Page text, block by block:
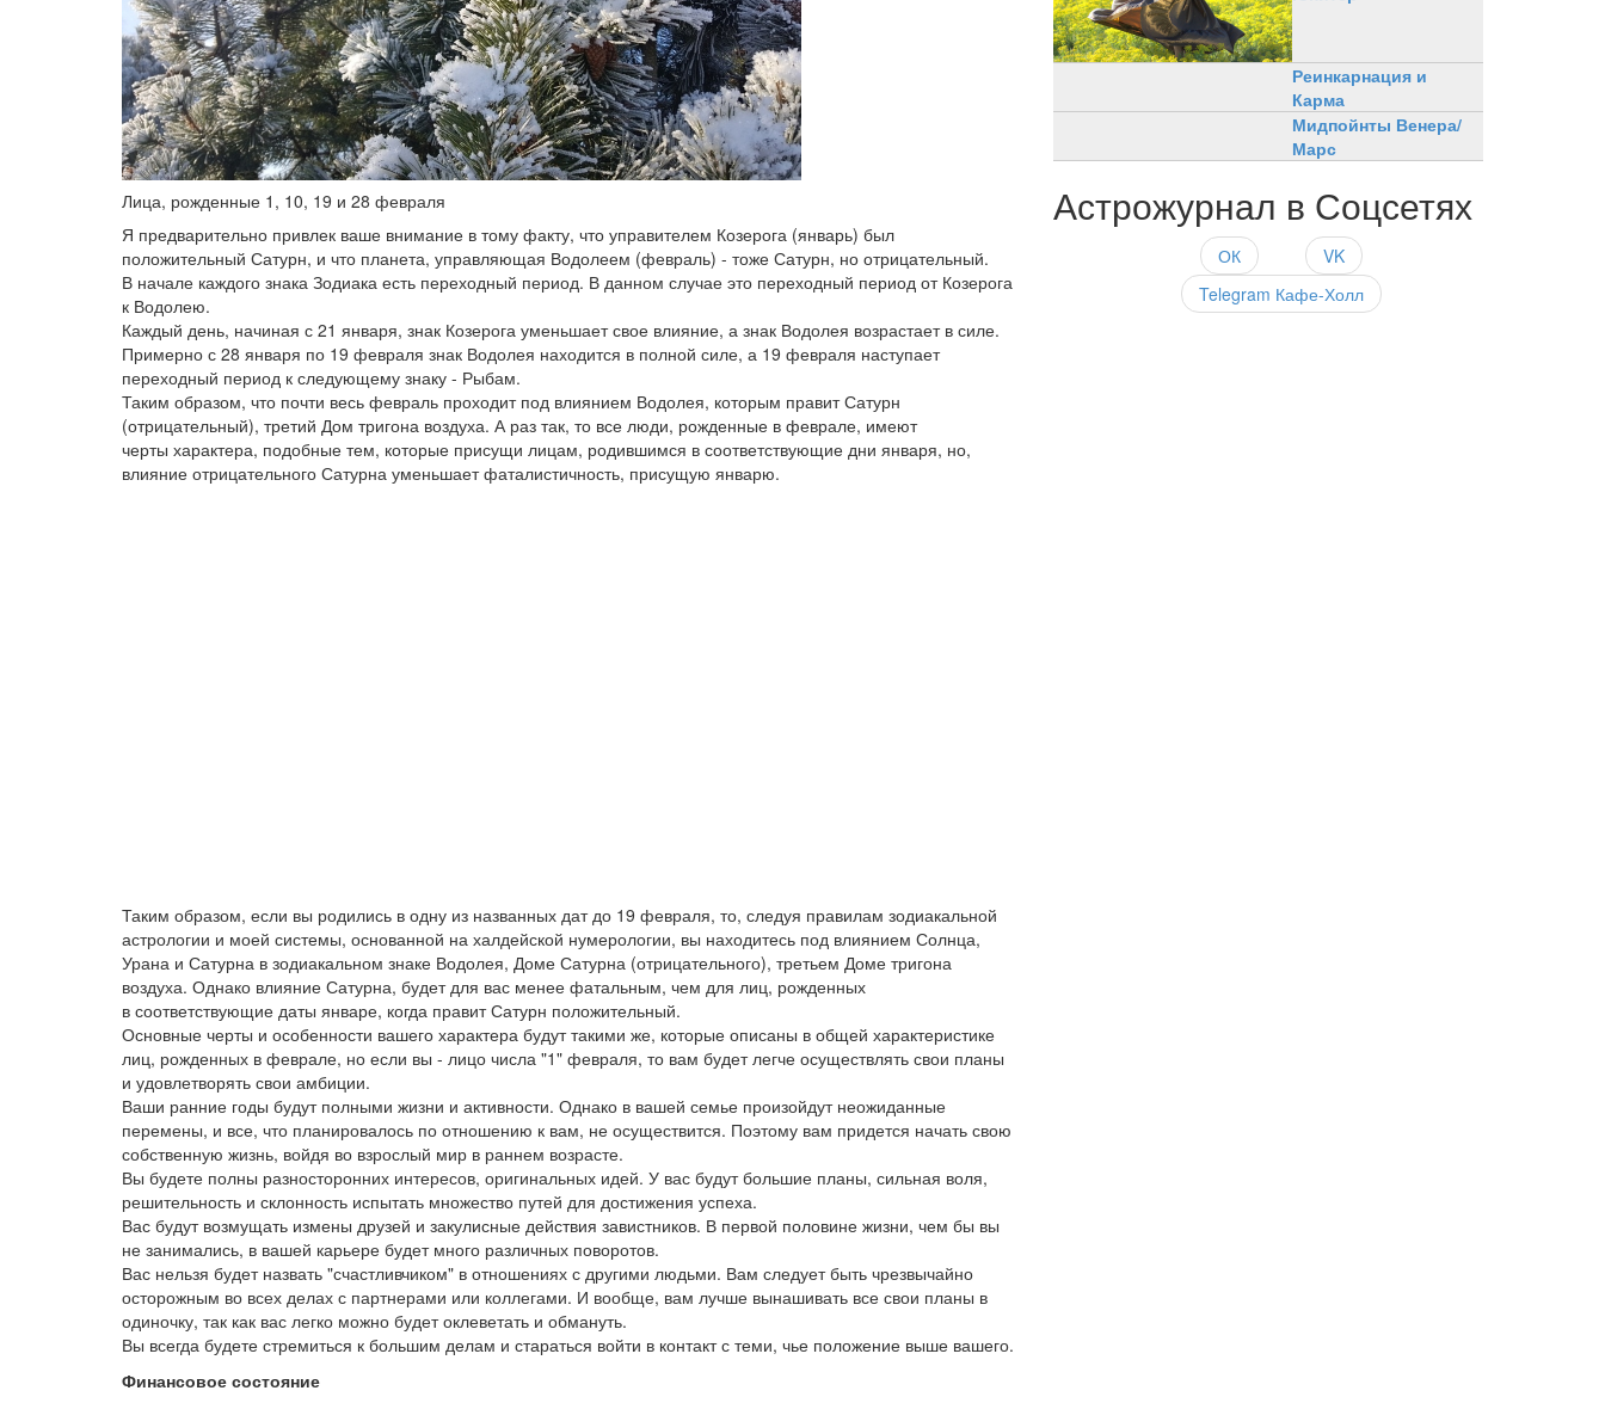
Лица, рожденные 1, 10, 19 и 28 февраля
Я предварительно привлек ваше внимание в тому факту, что управителем Козерога (январь) был
положительный Сатурн, и что планета, управляющая Водолеем (февраль) - тоже Сатурн, но отрицательный.
В начале каждого знака Зодиака есть переходный период. В данном случае это переходный период от Козерога
к Водолею.
Каждый день, начиная с 21 января, знак Козерога уменьшает свое влияние, а знак Водолея возрастает в силе.
Примерно с 28 января по 19 февраля знак Водолея находится в полной силе, а 19 февраля наступает
переходный период к следующему знаку - Рыбам.
Таким образом, что почти весь февраль проходит под влиянием Водолея, которым правит Сатурн
(отрицательный), третий Дом тригона воздуха. А раз так, то все люди, рожденные в феврале, имеют
черты характера, подобные тем, которые присущи лицам, родившимся в соответствующие дни января, но,
влияние отрицательного Сатурна уменьшает фаталистичность, присущую январю.
Таким образом, если вы родились в одну из названных дат до 19 февраля, то, следуя правилам зодиакальной
астрологии и моей системы, основанной на халдейской нумерологии, вы находитесь под влиянием Солнца,
Урана и Сатурна в зодиакальном знаке Водолея, Доме Сатурна (отрицательного), третьем Доме тригона
воздуха. Однако влияние Сатурна, будет для вас менее фатальным, чем для лиц, рожденных
в соответствующие даты январе, когда правит Сатурн положительный.
Основные черты и особенности вашего характера будут такими же, которые описаны в общей характеристике
лиц, рожденных в феврале, но если вы - лицо числа "1" февраля, то вам будет легче осуществлять свои планы
и удовлетворять свои амбиции.
Ваши ранние годы будут полными жизни и активности. Однако в вашей семье произойдут неожиданные
перемены, и все, что планировалось по отношению к вам, не осуществится. Поэтому вам придется начать свою
собственную жизнь, войдя во взрослый мир в раннем возрасте.
Вы будете полны разносторонних интересов, оригинальных идей. У вас будут большие планы, сильная воля,
решительность и склонность испытать множество путей для достижения успеха.
Вас будут возмущать измены друзей и закулисные действия завистников. В первой половине жизни, чем бы вы
не занимались, в вашей карьере будет много различных поворотов.
Вас нельзя будет назвать "счастливчиком" в отношениях с другими людьми. Вам следует быть чрезвычайно
осторожным во всех делах с партнерами или коллегами. И вообще, вам лучше вынашивать все свои планы в
одиночку, так как вас легко можно будет оклеветать и обмануть.
Вы всегда будете стремиться к большим делам и стараться войти в контакт с теми, чье положение выше вашего.
Финансовое состояние
Реинкарнация и
Карма
Мидпойнты Венера/
Марс
Астрожурнал в Соцсетях
ОК
VK
Telegram Кафе-Холл